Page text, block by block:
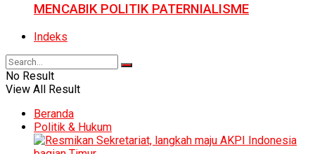
MENCABIK POLITIK PATERNIALISME
Indeks
No Result
View All Result
Beranda
Politik & Hukum